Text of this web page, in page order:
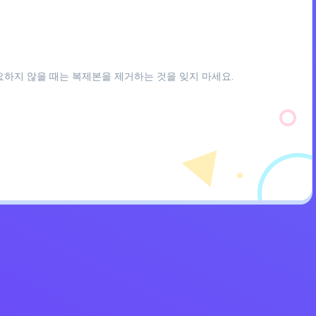
지 않을 때는 복제본을 제거하는 것을 잊지 마세요.